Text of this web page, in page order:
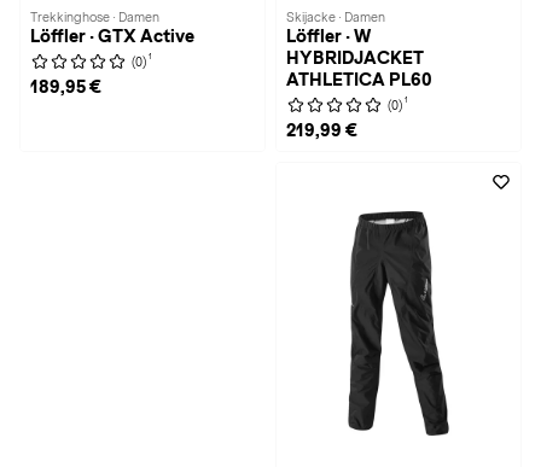
Trekkinghose · Damen
Löffler · GTX Active
(0) 1
189,95 €
Skijacke · Damen
Löffler · W
HYBRIDJACKET
ATHLETICA PL60
(0) 1
219,99 €